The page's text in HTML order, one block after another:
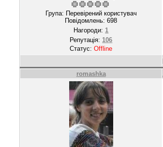
Група: Перевірений користувач
Повідомлень:698
Нагороди: 1
Репутація: 106
Статус:Offline
romashka